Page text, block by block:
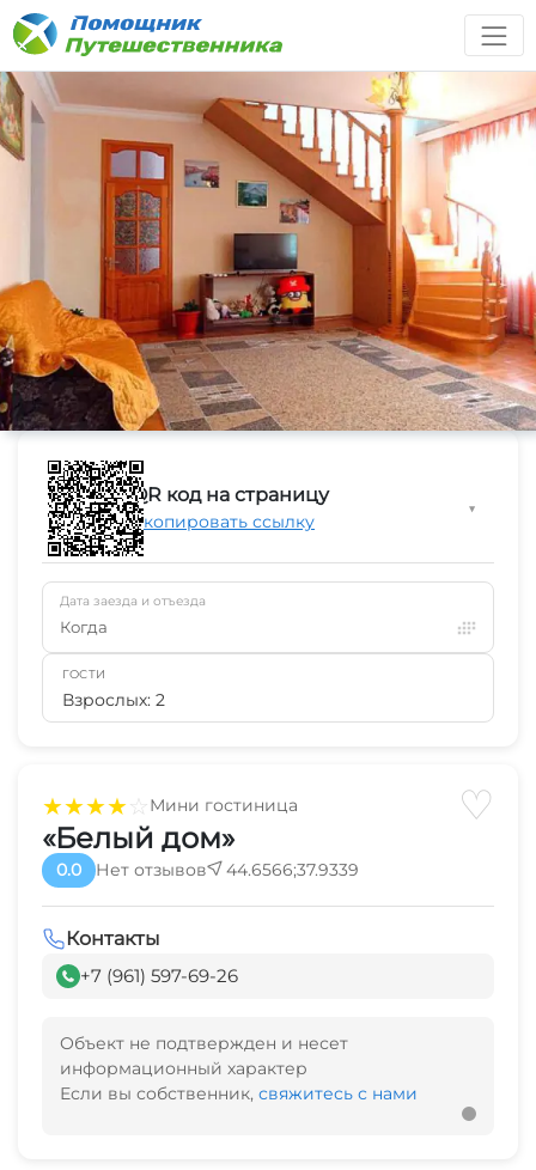
★★★★☆Мини гостиница ♡
«Белый дом»
0.0 Нет отзывов 44.6566;37.9339
Контакты
+7 (961) 597-69-26
Объект не подтвержден и несет
информационный характер
Если вы собственник, свяжитесь с нами
QR код на страницу
Скопировать ссылку
▼
Дата заезда и отъезда
Когда
ГОСТИ
Взрослых: 2